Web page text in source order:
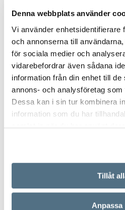
Denna webbplats använder
Vi använder enhetsidentifierare
och annonserna till
för sociala medier och
vidarebefordrar även sådana
information från din enhet till
annons- och analysföretag
Dessa kan i sin tur kombinera
information som du har
samlat in när du har använt
Tillåt
Anpassa